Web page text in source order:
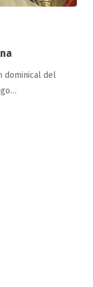
dominical del